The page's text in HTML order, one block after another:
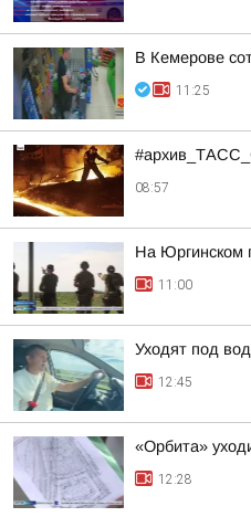
В Кемерове
11:25
08:57
На Юргинском
11:00
Уходят под
12:45
«Орбита»
12:28